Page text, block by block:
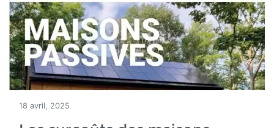
18 avril, 2025